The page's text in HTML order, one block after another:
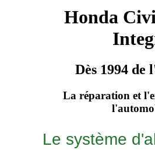
Honda
Dès 1994 de
La réparation et
Le système